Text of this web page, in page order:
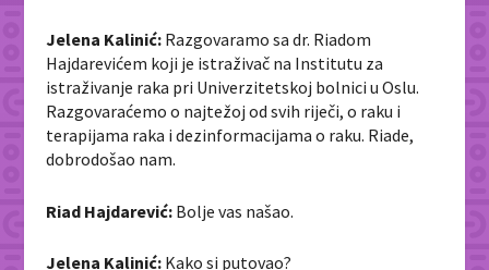
Jelena Kalinić: Razgovaramo sa dr. Riadom
Hajdarevićem koji je istraživač na Institutu za
istraživanje raka pri Univerzitetskoj bolnici u Oslu.
Razgovaraćemo o najtežoj od svih riječi, o raku i
terapijama raka i dezinformacijama o raku. Riade,
dobrodošao nam.
Riad Hajdarević: Bolje vas našao.
Jelena Kalinić: Kako si putovao?